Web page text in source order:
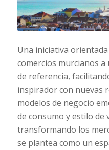
Una iniciativa
comercios murcianos
de referencia,
inspirador con nuevas
modelos de negocio
de consumo y estilo de
transformando los
se plantea como un